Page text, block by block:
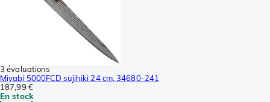
3 évaluations
Miyabi 5000FCD sujihiki 24 cm, 34680-241
187,99 €
En stock